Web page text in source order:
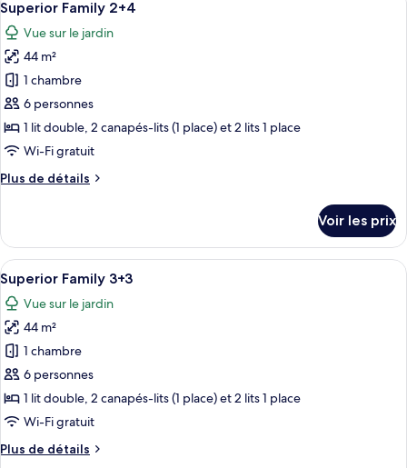
de
chambre
Family
Bungalow
3+1
toutes
les
photos
pour
ce
type
de
chambre :
Superior
6
Superior Family 2+4
Vue sur le jardin
44 m²
1 chambre
6 personnes
1 lit double, 2 canapés-lits (1 place) et 2 lits 1 place
Wi-Fi gratuit
Plus de détails
Plus
le
type
de
chambre
Superior
Family
2+4
Voir les prix
Afficher
toutes
les
photos
pour
ce
type
de
chambre :
Superior
Une chambre d’hôtel comprenant
6
Superior Family 3+3
Vue sur le jardin
44 m²
1 chambre
6 personnes
1 lit double, 2 canapés-lits (1 place) et 2 lits 1 place
Wi-Fi gratuit
Plus de détails
Plus